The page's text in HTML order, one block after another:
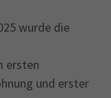
wurde die
ersten
und erster